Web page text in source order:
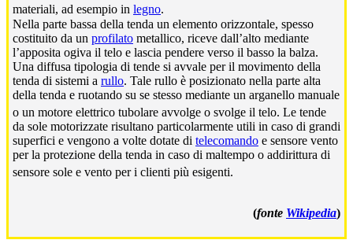
materiali, ad esempio in legno.
Nella parte bassa della tenda un elemento orizzontale, spesso
costituito da un profilato metallico, riceve dall’alto mediante
l’apposita ogiva il telo e lascia pendere verso il basso la balza.
Una diffusa tipologia di tende si avvale per il movimento della
tenda di sistemi a rullo. Tale rullo è posizionato nella parte alta
della tenda e ruotando su se stesso mediante un arganello manuale
o un motore elettrico tubolare avvolge o svolge il telo. Le tende
da sole motorizzate risultano particolarmente utili in caso di grandi
superfici e vengono a volte dotate di telecomando e sensore vento
per la protezione della tenda in caso di maltempo o addirittura di
sensore sole e vento per i clienti più esigenti.
(fonte Wikipedia)